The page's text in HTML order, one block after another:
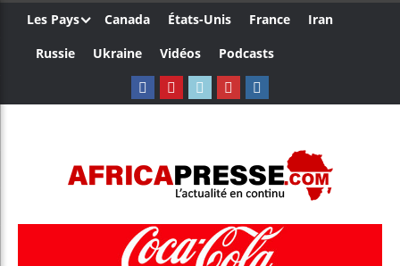
Les Pays Canada États-Unis France
Iran
Russie
Ukraine Vidéos Podcasts